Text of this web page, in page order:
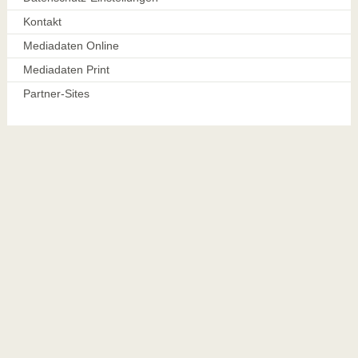
Kontakt
Mediadaten Online
Mediadaten Print
Partner-Sites